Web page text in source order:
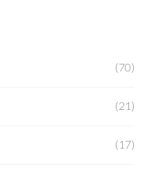
(70)
(21)
(17)